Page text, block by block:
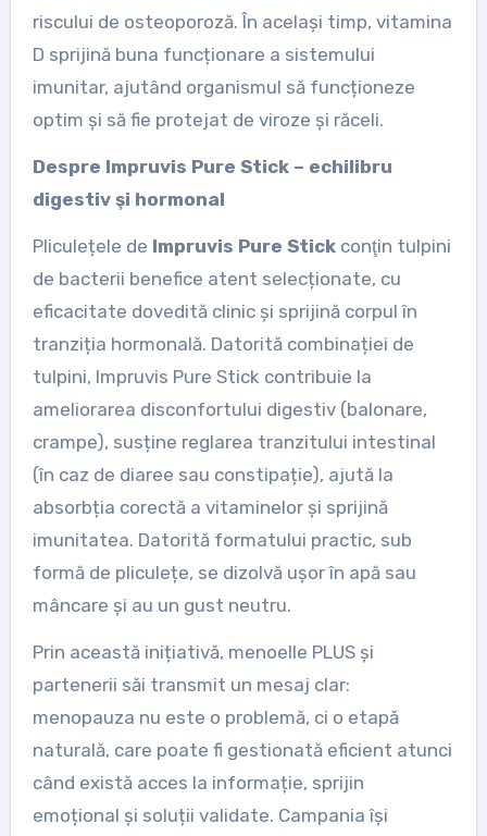
riscului de osteoporoză. În același timp, vitamina
D sprijină buna funcționare a sistemului
imunitar, ajutând organismul să funcționeze
optim și să fie protejat de viroze și răceli.
Despre Impruvis Pure Stick – echilibru
digestiv şi hormonal
Pliculețele de Impruvis Pure Stickconţin tulpini
de bacterii benefice atent selecționate, cu
eficacitate dovedită clinic și sprijină corpul în
tranziția hormonală. Datorită combinației de
tulpini, Impruvis Pure Stick contribuie la
ameliorarea disconfortului digestiv (balonare,
crampe), susține reglarea tranzitului intestinal
(în caz de diaree sau constipație), ajută la
absorbția corectă a vitaminelor și sprijină
imunitatea. Datorită formatului practic, sub
formă de pliculețe, se dizolvă ușor în apă sau
mâncare și au un gust neutru.
Prin această inițiativă, menoelle PLUS și
partenerii săi transmit un mesaj clar:
menopauza nu este o problemă, ci o etapă
naturală, care poate fi gestionată eficient atunci
când există acces la informație, sprijin
emoțional și soluții validate. Campania își